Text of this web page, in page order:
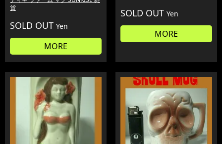
貨
SOLD OUT Yen
MORE
SOLD OUT Yen
MORE